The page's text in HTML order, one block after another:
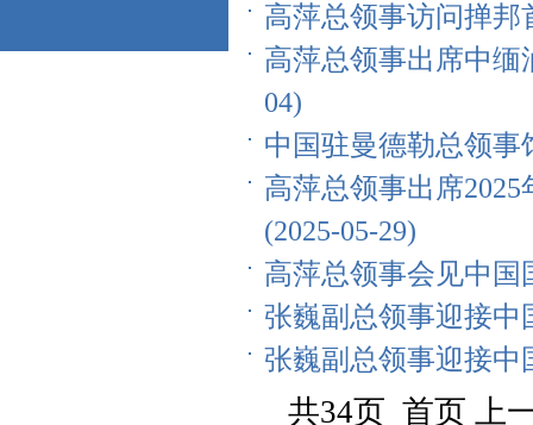
高萍总领事访问掸邦
高萍总领事出席中缅
04)
中国驻曼德勒总领事
高萍总领事出席
(2025-05-29)
高萍总领事会见中国
张巍副总领事迎接中
张巍副总领事迎接中
共34页 首页 上